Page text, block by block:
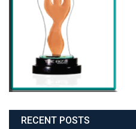
RECENT POSTS